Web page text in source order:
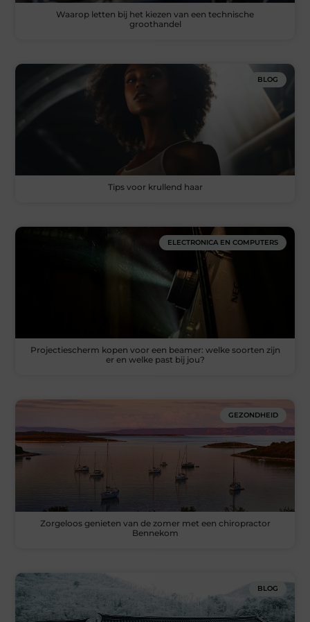
Waarop letten bij het kiezen van een technische
groothandel
BLOG
Tips voor krullend haar
ELECTRONICA EN COMPUTERS
Projectiescherm kopen voor een beamer: welke soorten zijn
er en welke past bij jou?
GEZONDHEID
Zorgeloos genieten van de zomer met een chiropractor
Bennekom
BLOG